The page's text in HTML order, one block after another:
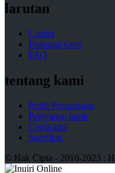
larutan
Unduh
Hubungi kami
FAQ
tentang kami
Profil Perusahaan
Pelayanan kami
Cerita kita
Sertifikat
© Hak Cipta - 2010-2023 :